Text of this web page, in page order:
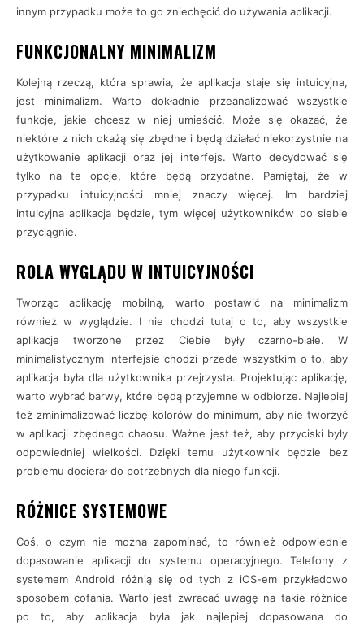
innym przypadku może to go zniechęcić do używania aplikacji.
FUNKCJONALNY MINIMALIZM
Kolejną rzeczą, która sprawia, że aplikacja staje się intuicyjna,
jest minimalizm. Warto dokładnie przeanalizować wszystkie
funkcje, jakie chcesz w niej umieścić. Może się okazać, że
niektóre z nich okażą się zbędne i będą działać niekorzystnie na
użytkowanie aplikacji oraz jej interfejs. Warto decydować się
tylko na te opcje, które będą przydatne. Pamiętaj, że w
przypadku intuicyjności mniej znaczy więcej. Im bardziej
intuicyjna aplikacja będzie, tym więcej użytkowników do siebie
przyciągnie.
ROLA WYGLĄDU W INTUICYJNOŚCI
Tworząc aplikację mobilną, warto postawić na minimalizm
również w wyglądzie. I nie chodzi tutaj o to, aby wszystkie
aplikacje tworzone przez Ciebie były czarno-białe. W
minimalistycznym interfejsie chodzi przede wszystkim o to, aby
aplikacja była dla użytkownika przejrzysta. Projektując aplikację,
warto wybrać barwy, które będą przyjemne w odbiorze. Najlepiej
też zminimalizować liczbę kolorów do minimum, aby nie tworzyć
w aplikacji zbędnego chaosu. Ważne jest też, aby przyciski były
odpowiedniej wielkości. Dzięki temu użytkownik będzie bez
problemu docierał do potrzebnych dla niego funkcji.
RÓŻNICE SYSTEMOWE
Coś, o czym nie można zapominać, to również odpowiednie
dopasowanie aplikacji do systemu operacyjnego. Telefony z
systemem Android różnią się od tych z iOS-em przykładowo
sposobem cofania. Warto jest zwracać uwagę na takie różnice
po to, aby aplikacja była jak najlepiej dopasowana do